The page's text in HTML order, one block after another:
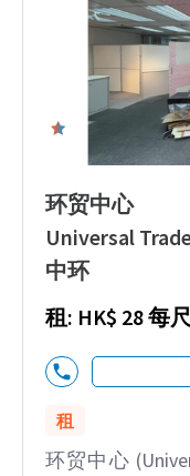
环贸中心
Universal
中环
租: HK$ 28 每
租
环贸中心